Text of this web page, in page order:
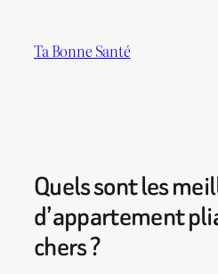
contenu
Ta Bonne Santé
Quels sont les
d’appartement
chers ?